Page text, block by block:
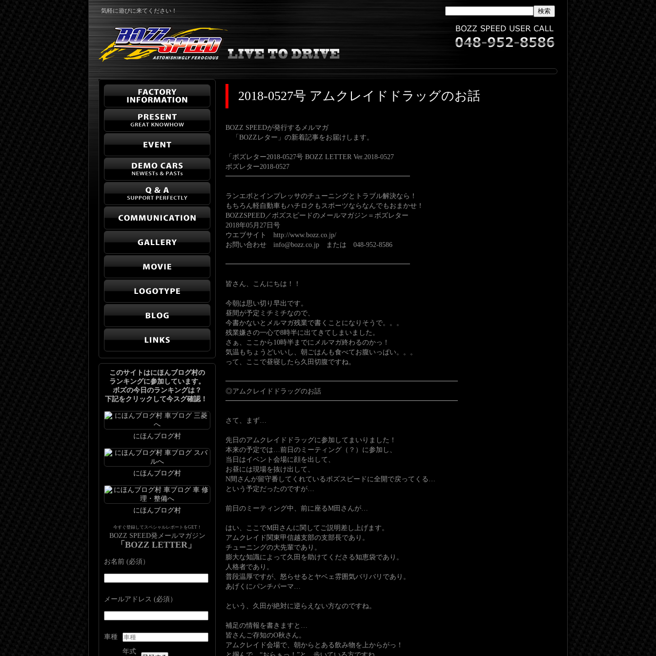
気軽に遊びに来てください！
2018-0527号 アムクレイドドラッグのお話
BOZZ SPEEDが発行するメルマガ
「BOZZレター」の新着記事をお届けします。
「ボズレター2018-0527号 BOZZ LETTER Ver.2018-0527
ボズレター2018-0527
━━━━━━━━━━━━━━━━━━━━━━━━━━━
ランエボとインプレッサのチューニングとトラブル解決なら！
もちろん軽自動車もハチロクもスポーツならなんでもおまかせ！
BOZZSPEED／ボズスピードのメールマガジン＝ボズレター
2018年05月27日号
ウエブサイト http://www.bozz.co.jp/
お問い合わせ info@bozz.co.jp または 048-952-8586
━━━━━━━━━━━━━━━━━━━━━━━━━━━
皆さん、こんにちは！！
今朝は思い切り早出です。
昼間が予定ミチミチなので、
今書かないとメルマガ残業で書くことになりそうで。。。
残業嫌さの一心で8時半に出てきてしまいました。
さぁ、ここから10時半までにメルマガ終わるのかっ！
気温もちょうどいいし、朝ごはんも食べてお腹いっぱい。。。
って、ここで昼寝したら久田切腹ですね。
━━━━━━━━━━━━━━━━━━━━━━━━━━━━━━━━━━
◎アムクレイドドラッグのお話
━━━━━━━━━━━━━━━━━━━━━━━━━━━━━━━━━━
さて、まず…
先日のアムクレイドドラッグに参加してまいりました！
本来の予定では…前日のミーティング（？）に参加し、
当日はイベント会場に顔を出して、
お昼には現場を抜け出して、
N間さんが留守番してくれているボズスピードに全開で戻ってくる…
という予定だったのですが…
前日のミーティング中、前に座るM田さんが…
はい、ここでM田さんに関してご説明差し上げます。
アムクレイド関東甲信越支部の支部長であり。
チューニングの大先輩であり。
膨大な知識によって久田を助けてくださる知恵袋であり。
人格者であり。
普段温厚ですが、怒らせるとヤベェ雰囲気バリバリであり。
あげくにパンチパーマ…
という、久田が絶対に逆らえない方なのですね。
補足の情報を書きますと…
皆さんご存知のO秋さん。
アムクレイド会場で、朝からとある飲み物を上からがっ！
このサイトはにほんブログ村の
ランキングに参加しています。
ボズの今日のランキングは？
下記をクリックして今スグ確認！
にほんブログ村
にほんブログ村
にほんブログ村
今すぐ登録してスペシャルレポートをGET！
BOZZ SPEED発メールマガジン
「BOZZ LETTER」
お名前 (必須）
メールアドレス (必須）
車種
年式